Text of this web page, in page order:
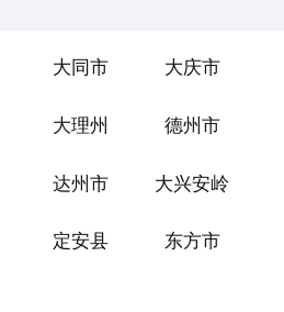
大同市 大庆市
大理州 德州市
达州市 大兴安岭
定安县 东方市